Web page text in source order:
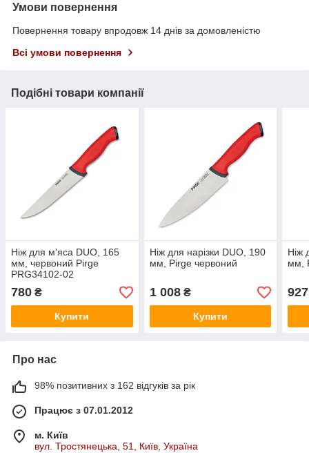
Умови повернення
Повернення товару впродовж 14 днів за домовленістю
Всі умови повернення
Подібні товари компанії
Ніж для м'яса DUO, 165
мм, червоний Pirge
PRG34102-02
780 ₴
Купити
Ніж для нарізки DUO, 190
мм, Pirge червоний
1 008₴
Купити
Ніж
мм,
927
Про нас
98% позитивних з 162 відгуків за рік
Працює з 07.01.2012
м. Київ
вул. Тростянецька, 51, Київ, Україна